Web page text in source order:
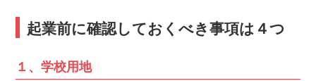
起業前に確認しておくべき事項は４つ
１、学校用地